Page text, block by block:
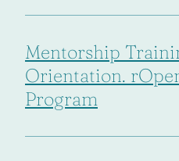
Mentorship
Orientation.
Program